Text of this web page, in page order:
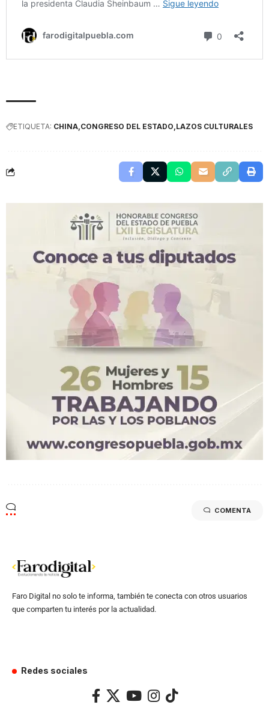
ETIQUETA: CHINA CONGRESO DEL ESTADO LAZOS CULTURALES
COMENTA
Faro Digital no solo te informa, también te conecta con otros usuarios
que comparten tu interés por la actualidad.
Redes sociales